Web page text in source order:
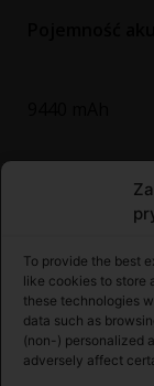
To provide the best
like cookies to store
these technologies
data such as
(non-) personalized
adversely affect
Energia
35,44 Wh
Maksymalny